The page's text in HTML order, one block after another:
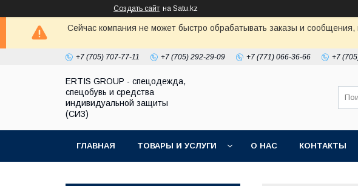
Создать сайт на Satu.kz
Сейчас компания не может быстро обрабатывать заказы и
+7 (705) 707-77-11 +7 (705) 292-29-09 +7 (771) 066-36-66 +7
ERTIS GROUP - спецодежда,
спецобувь и средства
индивидуальной защиты
(СИЗ)
ГЛАВНАЯ ТОВАРЫ И УСЛУГИ О НАС КОНТАКТЫ